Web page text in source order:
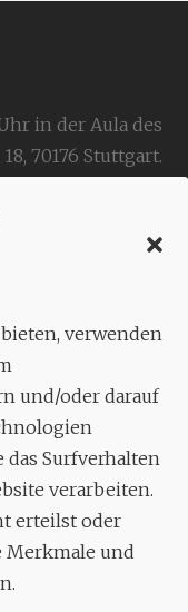
verwenden
und/oder darauf
Surfverhalten
verarbeiten.
erteilst oder
und
in der Aula des
70176 Stuttgart.
57 1